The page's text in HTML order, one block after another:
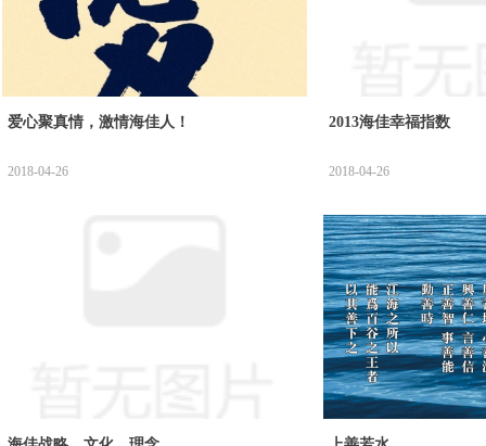
爱心聚真情，激情海佳人！
2018-04-26
2013海佳幸福指数
2018-04-26